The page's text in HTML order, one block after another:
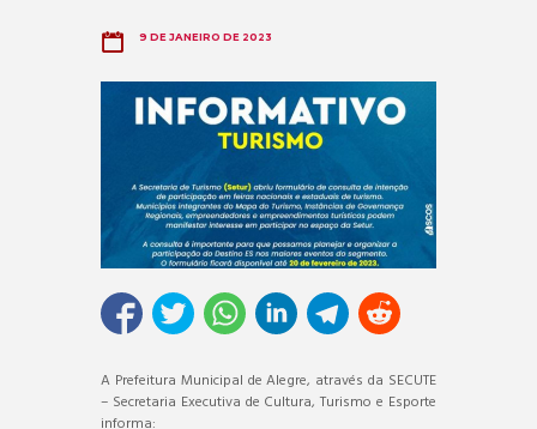
9 DE JANEIRO DE 2023
A Prefeitura Municipal de Alegre, através da SECUTE
– Secretaria Executiva de Cultura, Turismo e Esporte
informa: